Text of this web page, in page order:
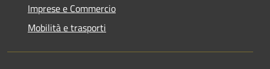
Imprese e Commercio
Mobilità e trasporti